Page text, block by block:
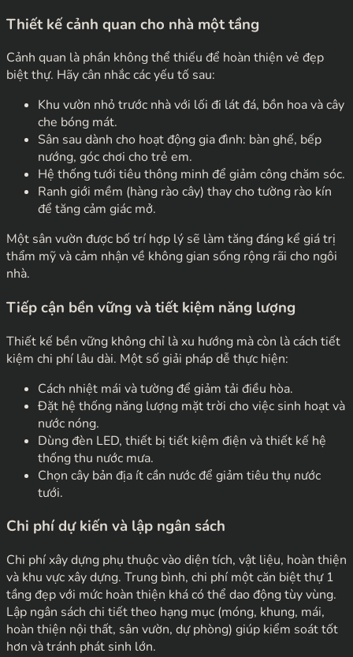
Thiết kế cảnh quan cho nhà một tầng
Cảnh quan là phần không thể thiếu để hoàn thiện vẻ đẹp
biệt thự. Hãy cân nhắc các yếu tố sau:
Khu vườn nhỏ trước nhà với lối đi lát đá, bồn hoa và cây
che bóng mát.
Sân sau dành cho hoạt động gia đình: bàn ghế, bếp
nướng, góc chơi cho trẻ em.
Hệ thống tưới tiêu thông minh để giảm công chăm sóc.
Ranh giới mềm (hàng rào cây) thay cho tường rào kín
để tăng cảm giác mở.
Một sân vườn được bố trí hợp lý sẽ làm tăng đáng kể giá trị
thẩm mỹ và cảm nhận về không gian sống rộng rãi cho ngôi
nhà.
Tiếp cận bền vững và tiết kiệm năng lượng
Thiết kế bền vững không chỉ là xu hướng mà còn là cách tiết
kiệm chi phí lâu dài. Một số giải pháp dễ thực hiện:
Cách nhiệt mái và tường để giảm tải điều hòa.
Đặt hệ thống năng lượng mặt trời cho việc sinh hoạt và
nước nóng.
Dùng đèn LED, thiết bị tiết kiệm điện và thiết kế hệ
thống thu nước mưa.
Chọn cây bản địa ít cần nước để giảm tiêu thụ nước
tưới.
Chi phí dự kiến và lập ngân sách
Chi phí xây dựng phụ thuộc vào diện tích, vật liệu, hoàn thiện
và khu vực xây dựng. Trung bình, chi phí một căn biệt thự 1
tầng đẹp với mức hoàn thiện khá có thể dao động tùy vùng.
Lập ngân sách chi tiết theo hạng mục (móng, khung, mái,
hoàn thiện nội thất, sân vườn, dự phòng) giúp kiểm soát tốt
hơn và tránh phát sinh lớn.